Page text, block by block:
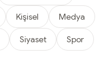
Kişisel Medya
Siyaset Spor